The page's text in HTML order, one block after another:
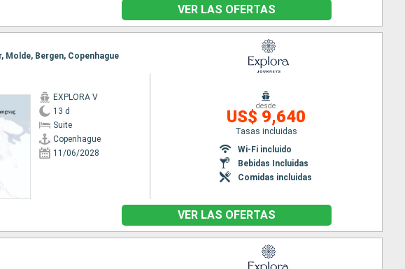
VER LAS OFERTAS
Molde, Bergen, Copenhague
EXPLORA V
13 d
Suite
Copenhague
11/06/2028
desde
US$ 9,640
Tasas incluidas
Wi-Fi incluido
Bebidas Incluidas
Comidas incluidas
VER LAS OFERTAS